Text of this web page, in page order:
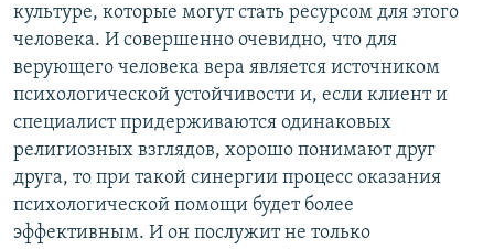
культуре, которые могут стать ресурсом для этого
человека. И совершенно очевидно, что для
верующего человека вера является источником
психологической устойчивости и, если клиент и
специалист придерживаются одинаковых
религиозных взглядов, хорошо понимают друг
друга, то при такой синергии процесс оказания
психологической помощи будет более
эффективным. И он послужит не только